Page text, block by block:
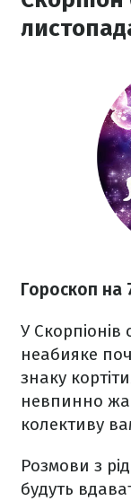
Гороскоп на
У
неабияке
знаку
невпинно
колективу
Розмови з
будуть